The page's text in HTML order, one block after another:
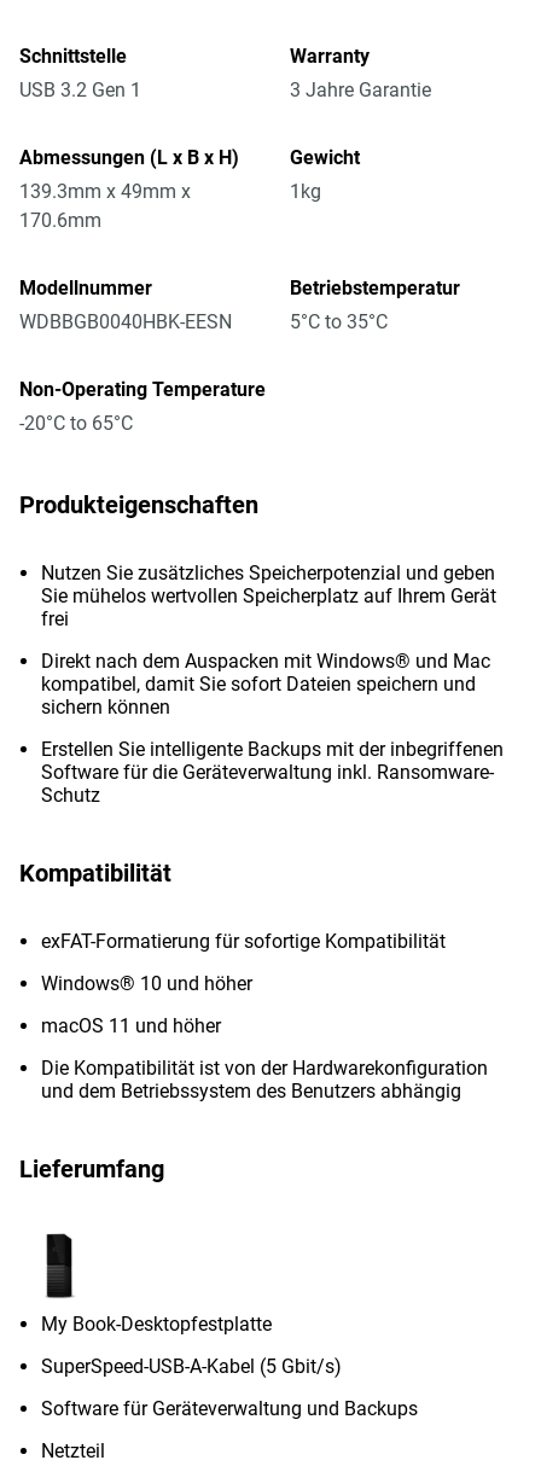
Schnittstelle
USB 3.2 Gen 1
Warranty
3 Jahre Garantie
Abmessungen (L x B x H)
139.3mm x 49mm x
170.6mm
Gewicht
1kg
Modellnummer
WDBBGB0040HBK-EESN
Betriebstemperatur
5°C to 35°C
Non-Operating Temperature
-20°C to 65°C
Produkteigenschaften
Nutzen Sie zusätzliches Speicherpotenzial und geben
Sie mühelos wertvollen Speicherplatz auf Ihrem Gerät
frei
Direkt nach dem Auspacken mit Windows® und Mac
kompatibel, damit Sie sofort Dateien speichern und
sichern können
Erstellen Sie intelligente Backups mit der inbegriffenen
Software für die Geräteverwaltung inkl. Ransomware-
Schutz
Kompatibilität
exFAT-Formatierung für sofortige Kompatibilität
Windows® 10 und höher
macOS 11 und höher
Die Kompatibilität ist von der Hardwarekonfiguration
und dem Betriebssystem des Benutzers abhängig
Lieferumfang
My Book-Desktopfestplatte
SuperSpeed-USB-A-Kabel (5 Gbit/s)
Software für Geräteverwaltung und Backups
Netzteil